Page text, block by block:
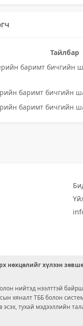
Тайлбар
баримт бичгийн
баримт бичгийн
баримт бичгийн
нөхцөлийг хүлээн
нийтэд нээлттэй
хяналт ТББ болон
тухай мэдээллийн